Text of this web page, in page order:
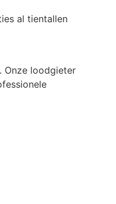
al tientallen
Onze loodgieter